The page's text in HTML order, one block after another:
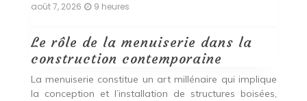
août 7, 2026 9 heures
Le rôle de la menuiserie dans la
construction contemporaine
La menuiserie constitue un art millénaire qui implique
la conception et l’installation de structures boisées,